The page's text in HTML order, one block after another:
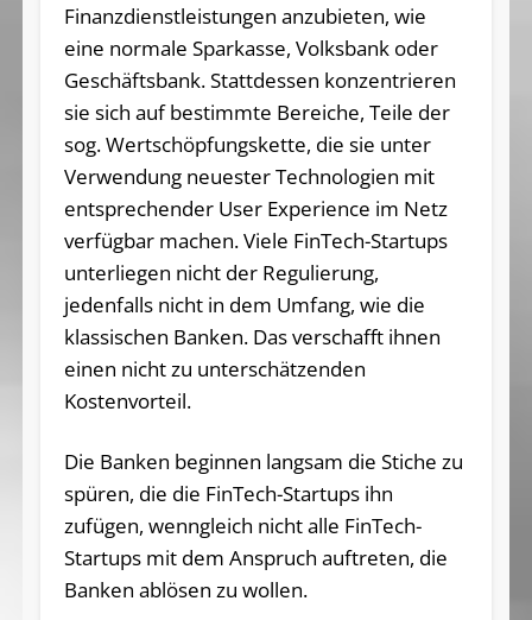
Finanzdienstleistungen anzubieten, wie
eine normale Sparkasse, Volksbank oder
Geschäftsbank. Stattdessen konzentrieren
sie sich auf bestimmte Bereiche, Teile der
sog. Wertschöpfungskette, die sie unter
Verwendung neuester Technologien mit
entsprechender User Experience im Netz
verfügbar machen. Viele FinTech-Startups
unterliegen nicht der Regulierung,
jedenfalls nicht in dem Umfang, wie die
klassischen Banken. Das verschafft ihnen
einen nicht zu unterschätzenden
Kostenvorteil.
Die Banken beginnen langsam die Stiche zu
spüren, die die FinTech-Startups ihn
zufügen, wenngleich nicht alle FinTech-
Startups mit dem Anspruch auftreten, die
Banken ablösen zu wollen.